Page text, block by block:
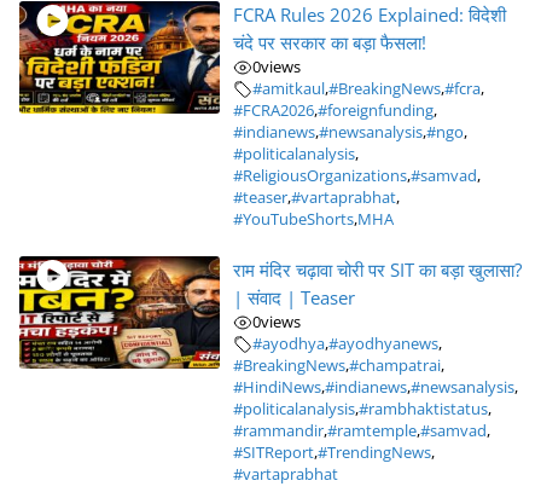
FCRA Rules 2026 Explained: विदेशी
चंदे पर सरकार का बड़ा फैसला!
0views
#amitkaul,#BreakingNews,#fcra,
#FCRA2026,#foreignfunding,
#indianews,#newsanalysis,#ngo,
#politicalanalysis,
#ReligiousOrganizations,#samvad,
#teaser,#vartaprabhat,
#YouTubeShorts,MHA
राम मंदिर चढ़ावा चोरी पर SIT का बड़ा खुलासा?
| संवाद | Teaser
0views
#ayodhya,#ayodhyanews,
#BreakingNews,#champatrai,
#HindiNews,#indianews,#newsanalysis,
#politicalanalysis,#rambhaktistatus,
#rammandir,#ramtemple,#samvad,
#SITReport,#TrendingNews,
#vartaprabhat